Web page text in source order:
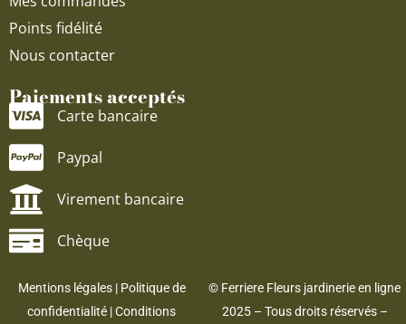
Points fidélité
Nous contacter
Paiements acceptés
Carte bancaire
Paypal
Virement bancaire
Chèque
Mentions légales| Politique de
confidentialité |Conditions
© Ferriere Fleurs jardinerie en ligne
2025 – Tous droits réservés –